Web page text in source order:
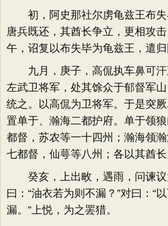
初，阿史那社尔虏龟兹王布失
唐兵既还，其酋长争立，更相攻
午，诏复以布失毕为龟兹王，遣归
九月，庚子，高侃执车鼻可汗
左武卫将军，处其馀众于郁督军
统之。以高侃为卫将军。于是突
置单于、瀚海二都护府。单于领
都督，苏农等一十四州；瀚海领
七都督，仙萼等八州；各以其酋长
癸亥，上出畋，遇雨，问谏议
曰：“油衣若为则不漏？”对曰：“
漏。”上悦，为之罢猎。